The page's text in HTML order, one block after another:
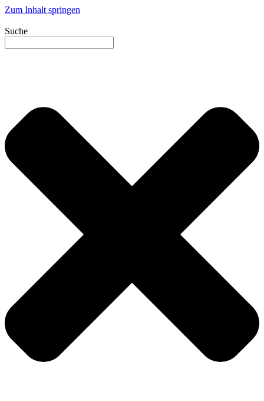
Zum Inhalt springen
Suche